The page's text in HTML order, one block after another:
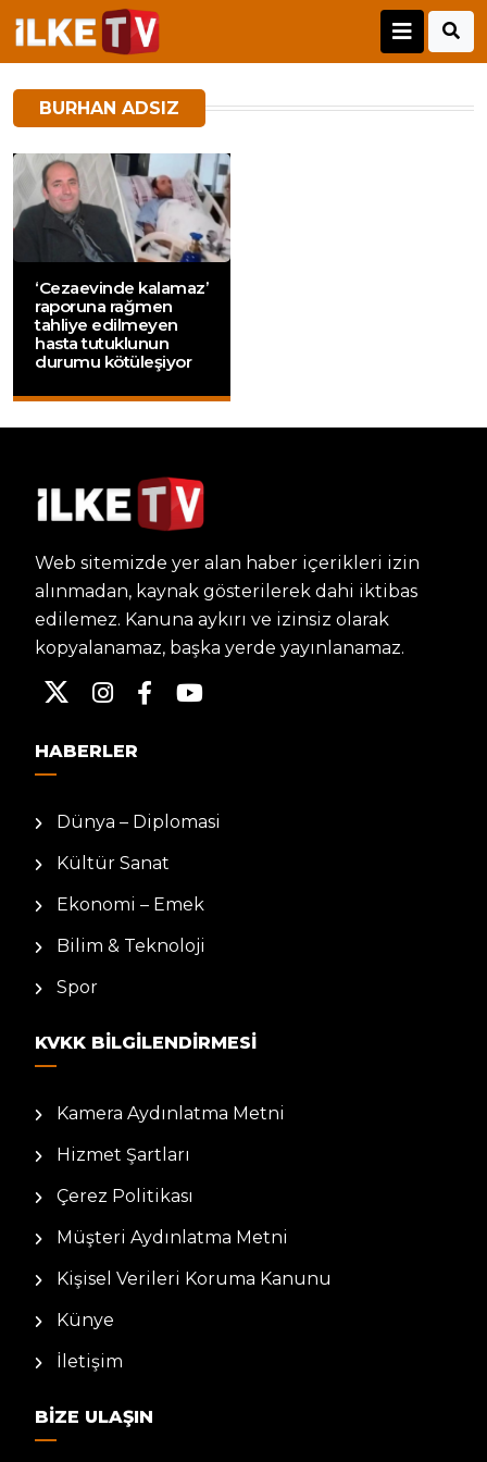
BURHAN ADSIZ
‘Cezaevinde kalamaz’
raporuna rağmen
tahliye edilmeyen
hasta tutuklunun
durumu kötüleşiyor
Web sitemizde yer alan haber içerikleri izin
alınmadan, kaynak gösterilerek dahi iktibas
edilemez. Kanuna aykırı ve izinsiz olarak
kopyalanamaz, başka yerde yayınlanamaz.
HABERLER
Dünya – Diplomasi
Kültür Sanat
Ekonomi – Emek
Bilim & Teknoloji
Spor
KVKK BILGILENDIRMESI
Kamera Aydınlatma Metni
Hizmet Şartları
Çerez Politikası
Müşteri Aydınlatma Metni
Kişisel Verileri Koruma Kanunu
Künye
İletişim
BIZE ULAŞIN